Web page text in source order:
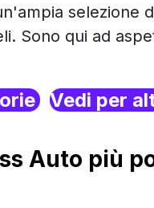
selezione
Sono qui ad
Vedi per
Auto più